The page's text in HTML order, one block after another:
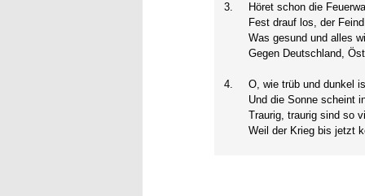
3.
Höret schon die
Fest drauf los, der
Was gesund und alles
Gegen Deutschland,
4.
O, wie trüb und dunkel
Und die Sonne scheint
Traurig, traurig sind so
Weil der Krieg bis jetzt